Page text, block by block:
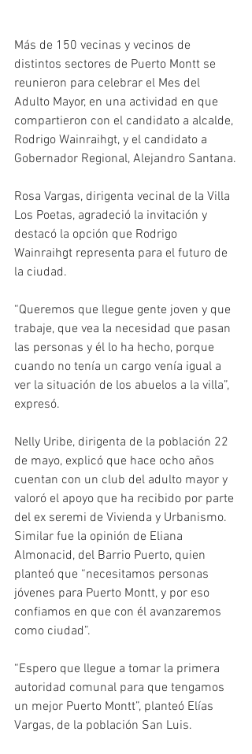
Más de 150 vecinas y vecinos de
distintos sectores de Puerto Montt se
reunieron para celebrar el Mes del
Adulto Mayor, en una actividad en que
compartieron con el candidato a alcalde,
Rodrigo Wainraihgt, y el candidato a
Gobernador Regional, Alejandro Santana.
Rosa Vargas, dirigenta vecinal de la Villa
Los Poetas, agradeció la invitación y
destacó la opción que Rodrigo
Wainraihgt representa para el futuro de
la ciudad.
“Queremos que llegue gente joven y que
trabaje, que vea la necesidad que pasan
las personas y él lo ha hecho, porque
cuando no tenía un cargo venía igual a
ver la situación de los abuelos a la villa”,
expresó.
Nelly Uribe, dirigenta de la población 22
de mayo, explicó que hace ocho años
cuentan con un club del adulto mayor y
valoró el apoyo que ha recibido por parte
del ex seremi de Vivienda y Urbanismo.
Similar fue la opinión de Eliana
Almonacid, del Barrio Puerto, quien
planteó que “necesitamos personas
jóvenes para Puerto Montt, y por eso
confiamos en que con él avanzaremos
como ciudad”.
“Espero que llegue a tomar la primera
autoridad comunal para que tengamos
un mejor Puerto Montt”, planteó Elías
Vargas, de la población San Luis.